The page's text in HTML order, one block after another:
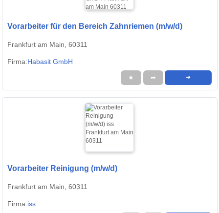
Vorarbeiter für den Bereich Zahnriemen (m/w/d)
Frankfurt am Main, 60311
Firma:Habasit GmbH
★ ➦ ➜
Vorarbeiter Reinigung (m/w/d)
Frankfurt am Main, 60311
Firma:iss